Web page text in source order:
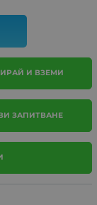
И ВЗЕМИ
ЗАПИТВАНЕ